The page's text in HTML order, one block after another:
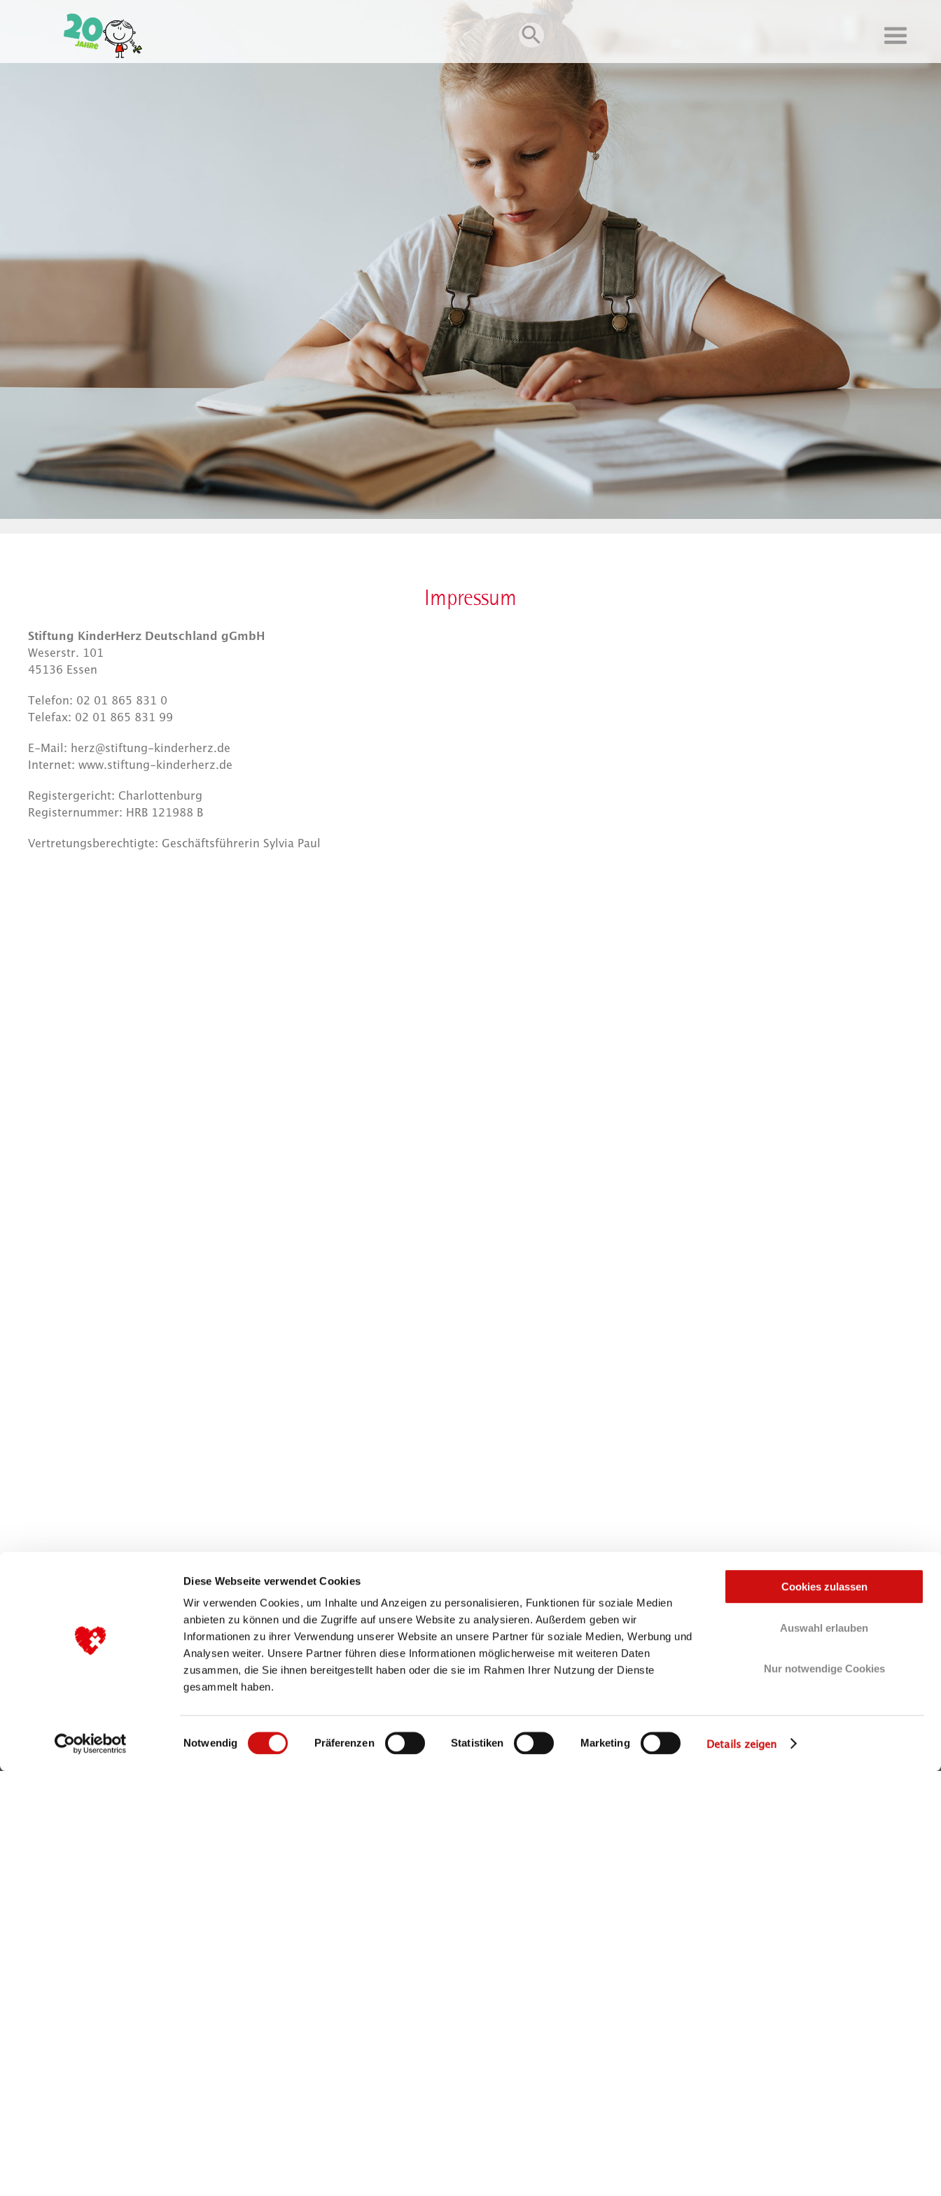
Diese Webseite verwendet Cookies
Wir verwenden Cookies, um Inhalte und Anzeigen zu personalisieren, Funktionen für soziale Medien
anbieten zu können und die Zugriffe auf unsere Website zu analysieren. Außerdem geben wir
Informationen zu ihrer Verwendung unserer Website an unsere Partner für soziale Medien, Werbung und
Analysen weiter. Unsere Partner führen diese Informationen möglicherweise mit weiteren Daten
zusammen, die Sie ihnen bereitgestellt haben oder die sie im Rahmen Ihrer Nutzung der Dienste
gesammelt haben.
Einwilligungsauswahl
Notwendig Präferenzen Statistiken Marketing Details zeigen
Cookies zulassen
Auswahl erlauben
Nur notwendige Cookies
Impressum
Stiftung KinderHerz Deutschland gGmbH
Weserstr. 101
45136 Essen
Telefon: 02 01 865 831 0
Telefax: 02 01 865 831 99
E-Mail: herz@stiftung-kinderherz.de
Internet: www.stiftung-kinderherz.de
Registergericht: Charlottenburg
Registernummer: HRB 121988 B
Vertretungsberechtigte: Geschäftsführerin Sylvia Paul
Fragen? Gerne! 0201 865 831 0oder herz@stiftung-kinderherz.de Jetzt helfen und spenden!